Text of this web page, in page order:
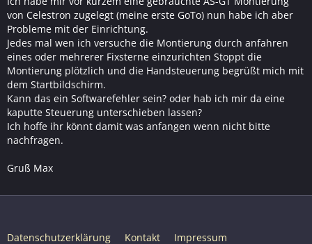
von Celestron zugelegt (meine erste GoTo) nun habe ich aber
Probleme mit der Einrichtung.
Jedes mal wen ich versuche die Montierung durch anfahren
eines oder mehrerer Fixsterne einzurichten Stoppt die
Montierung plötzlich und die Handsteuerung begrüßt mich mit
dem Startbildschirm.
Kann das ein Softwarefehler sein? oder hab ich mir da eine
kaputte Steuerung unterschieben lassen?
Ich hoffe ihr könnt damit was anfangen wenn nicht bitte
nachfragen.
Gruß Max
Datenschutzerklärung Kontakt Impressum